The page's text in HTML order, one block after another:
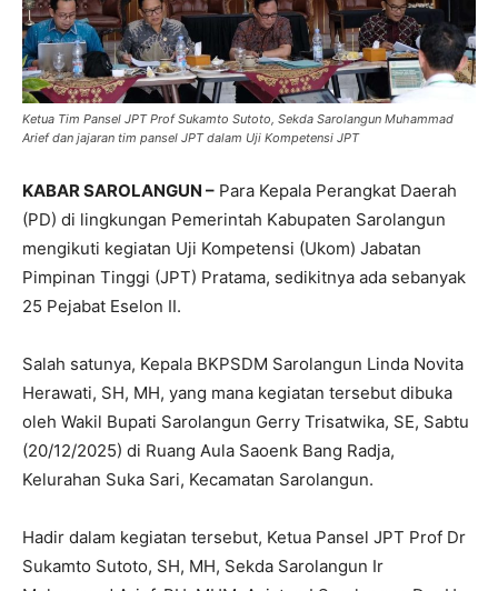
Ketua Tim Pansel JPT Prof Sukamto Sutoto, Sekda Sarolangun Muhammad
Arief dan jajaran tim pansel JPT dalam Uji Kompetensi JPT
KABAR SAROLANGUN – Para Kepala Perangkat Daerah
(PD) di lingkungan Pemerintah Kabupaten Sarolangun
mengikuti kegiatan Uji Kompetensi (Ukom) Jabatan
Pimpinan Tinggi (JPT) Pratama, sedikitnya ada sebanyak
25 Pejabat Eselon II.
Salah satunya, Kepala BKPSDM Sarolangun Linda Novita
Herawati, SH, MH, yang mana kegiatan tersebut dibuka
oleh Wakil Bupati Sarolangun Gerry Trisatwika, SE, Sabtu
(20/12/2025) di Ruang Aula Saoenk Bang Radja,
Kelurahan Suka Sari, Kecamatan Sarolangun.
Hadir dalam kegiatan tersebut, Ketua Pansel JPT Prof Dr
Sukamto Sutoto, SH, MH, Sekda Sarolangun Ir